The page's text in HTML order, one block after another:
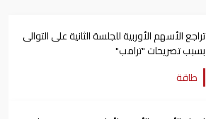
تراجع الأسهم الأوربية للجلسة الثانية على التوالى
بسبب تصريحات "ترامب"
طاقة